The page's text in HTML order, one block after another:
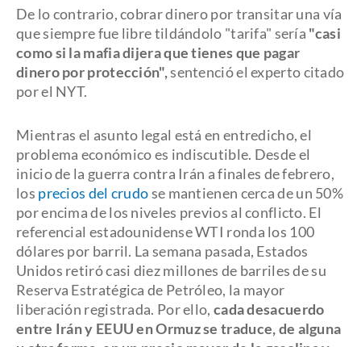
De lo contrario, cobrar dinero por transitar una vía
que siempre fue libre tildándolo "tarifa" sería "casi
como si la mafia dijera que tienes que pagar
dinero por protección",sentenció el experto citado
por el NYT.
Mientras el asunto legal está en entredicho, el
problema económico es indiscutible. Desde el
inicio de la guerra contra Irán a finales de febrero,
los precios del crudose mantienen cerca de un 50%
por encima de los niveles previos al conflicto. El
referencial estadounidense WTI ronda los 100
dólares por barril. La semana pasada, Estados
Unidos retiró casi diez millones de barriles de su
Reserva Estratégica de Petróleo, la mayor
liberación registrada. Por ello, cada desacuerdo
entre Irán y EEUU en Ormuz se traduce, de alguna